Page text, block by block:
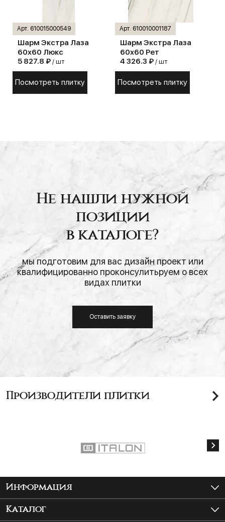
Арт. 610015000549
Шарм Экстра Лаза
60х60 Люкс
5 827.8 ₽ / шт
Посмотреть плитку
Арт. 610010001187
Шарм Экстра Лаза
60х60 Рет
4 326.3 ₽ / шт
Посмотреть плитку
Не нашли нужной
позиции
в каталоге?
мы подготовим для вас дизайн проект или
квалифицированно проконсулитьруем о всех
видах плитки
Оставить заявку
Производители плитки
Информация
Как купить?
Каталог